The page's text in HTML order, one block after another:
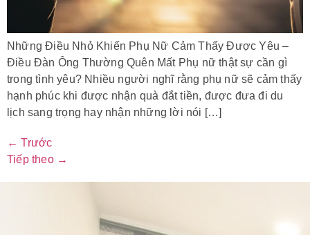
Những Điều Nhỏ Khiến Phụ Nữ Cảm Thấy Được Yêu –
Điều Đàn Ông Thường Quên Mất Phụ nữ thật sự cần gì
trong tình yêu? Nhiều người nghĩ rằng phụ nữ sẽ cảm thấy
hạnh phúc khi được nhận quà đắt tiền, được đưa đi du
lịch sang trọng hay nhận những lời nói […]
← Trước
Tiếp theo →